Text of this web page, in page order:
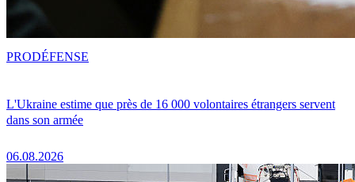
L'Ukraine estime que près de 16 000 volontaires étrangers servent
dans son armée
06.08.2026
PRODÉFENSE